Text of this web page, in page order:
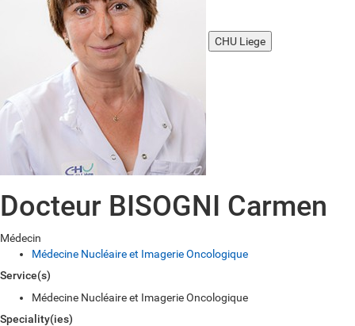
CHU Liege
Docteur BISOGNI Carmen
Médecin
Médecine Nucléaire et Imagerie Oncologique
Service(s)
Médecine Nucléaire et Imagerie Oncologique
Speciality(ies)